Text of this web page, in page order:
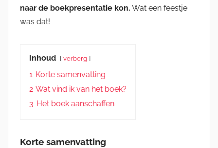
naar de boekpresentatie kon. Wat een feestje
was dat!
Inhoud verberg
1 Korte samenvatting
2 Wat vind ik van het boek?
3 Het boek aanschaffen
Korte samenvatting